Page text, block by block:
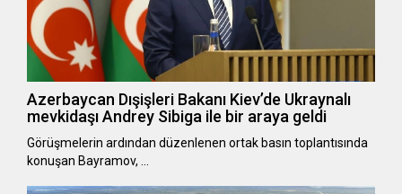
Azerbaycan Dışişleri Bakanı Kiev’de Ukraynalı
mevkidaşı Andrey Sibiga ile bir araya geldi
Görüşmelerin ardından düzenlenen ortak basın toplantısında
konuşan Bayramov, …